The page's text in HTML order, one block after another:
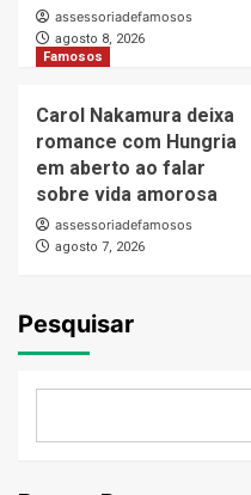
assessoriadefamosos
agosto 8, 2026
Famosos
Carol Nakamura deixa
romance com Hungria
em aberto ao falar
sobre vida amorosa
assessoriadefamosos
agosto 7, 2026
Pesquisar